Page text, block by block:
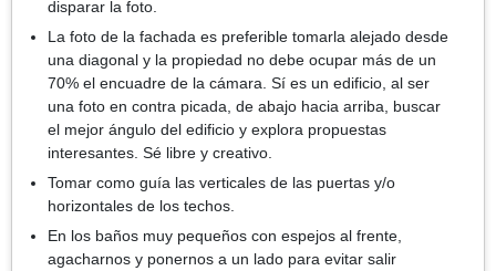
disparar la foto.
La foto de la fachada es preferible tomarla alejado desde
una diagonal y la propiedad no debe ocupar más de un
70% el encuadre de la cámara. Sí es un edificio, al ser
una foto en contra picada, de abajo hacia arriba, buscar
el mejor ángulo del edificio y explora propuestas
interesantes. Sé libre y creativo.
Tomar como guía las verticales de las puertas y/o
horizontales de los techos.
En los baños muy pequeños con espejos al frente,
agacharnos y ponernos a un lado para evitar salir